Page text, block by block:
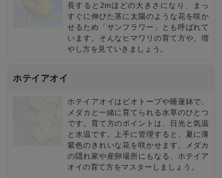
長すると2mほどの大きさになり、まっ
すぐに伸びた茎に太陽のような花を咲か
せるため「サンフラワー」とも呼ばれて
います。そんなヒマワリの育て方や、増
やし方を見ていきましょう。
ホテイアオイ
ホテイアオイはビオトープや睡蓮鉢で、
メダカと一緒に育てられる水草のひとつ
です。育て方のポイントは、日光と気温
と水温です。上手に管理すると、夏に薄
紫色のきれいな花を咲かせます。メダカ
の隠れ家や産卵場所にもなる、ホテイア
オイの育て方をマスターしましょう。